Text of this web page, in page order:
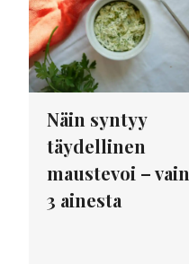
Näin syntyy
täydellinen
maustevoi – vain
3 ainesta